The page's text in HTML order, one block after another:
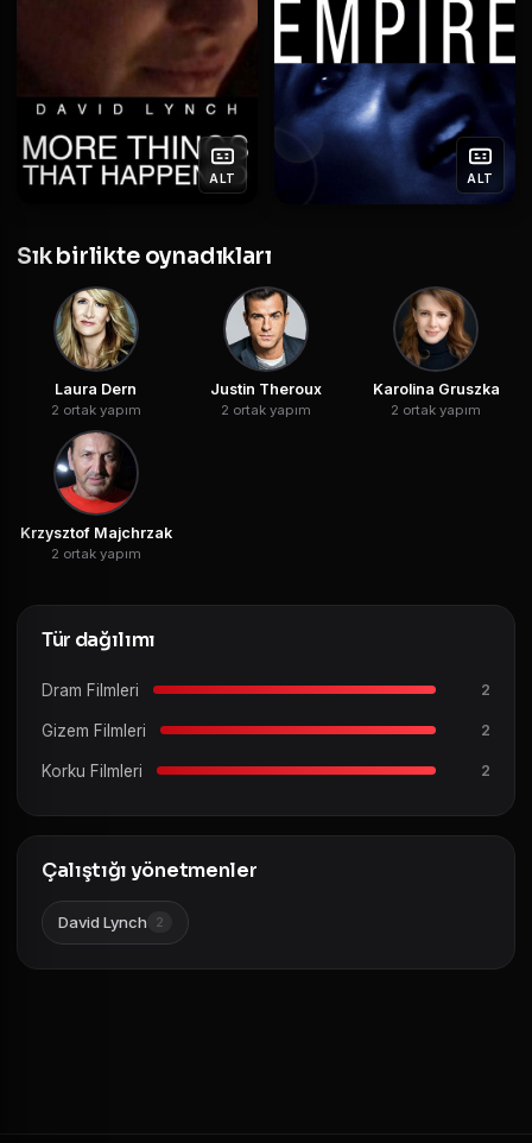
ALT ALT
Sık birlikte oynadıkları
Laura Dern
2 ortak yapım
Justin Theroux
2 ortak yapım
Karolina Gruszka
2 ortak yapım
Krzysztof Majchrzak
2 ortak yapım
Tür dağılımı
Dram Filmleri 2
Gizem Filmleri 2
Korku Filmleri 2
Çalıştığı yönetmenler
David Lynch 2